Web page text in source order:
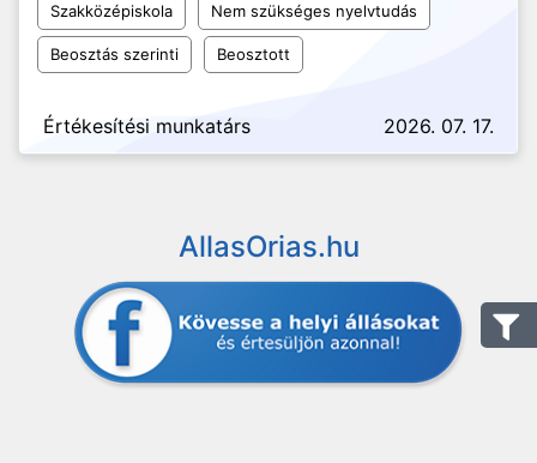
Szakközépiskola Nem szükséges nyelvtudás
Beosztás szerinti Beosztott
Értékesítési munkatárs 2026. 07. 17.
AllasOrias.hu